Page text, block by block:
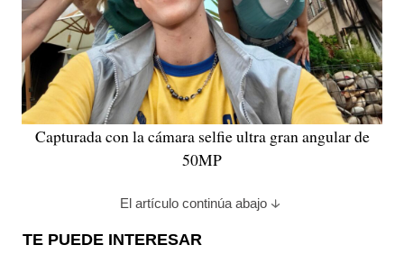
Capturada con la cámara selfie ultra gran angular de
50MP
El artículo continúa abajo
TE PUEDE INTERESAR